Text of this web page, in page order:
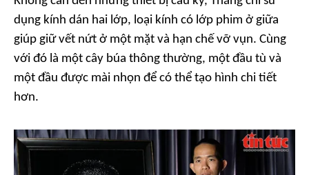
dụng kính dán hai lớp, loại kính có lớp phim ở giữa
giúp giữ vết nứt ở một mặt và hạn chế vỡ vụn. Cùng
với đó là một cây búa thông thường, một đầu tù và
một đầu được mài nhọn để có thể tạo hình chi tiết
hơn.